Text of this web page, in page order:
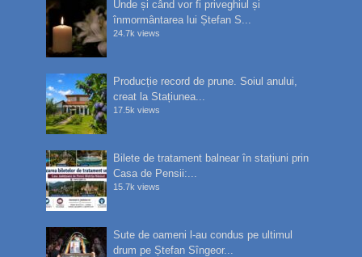
Unde și când vor fi priveghiul și
înmormântarea lui Ștefan S...
24.7k views
Producție record de prune. Soiul anului,
creat la Stațiunea...
17.5k views
Bilete de tratament balnear în stațiuni prin
Casa de Pensii:...
15.7k views
Sute de oameni l-au condus pe ultimul
drum pe Ștefan Sîngeor...